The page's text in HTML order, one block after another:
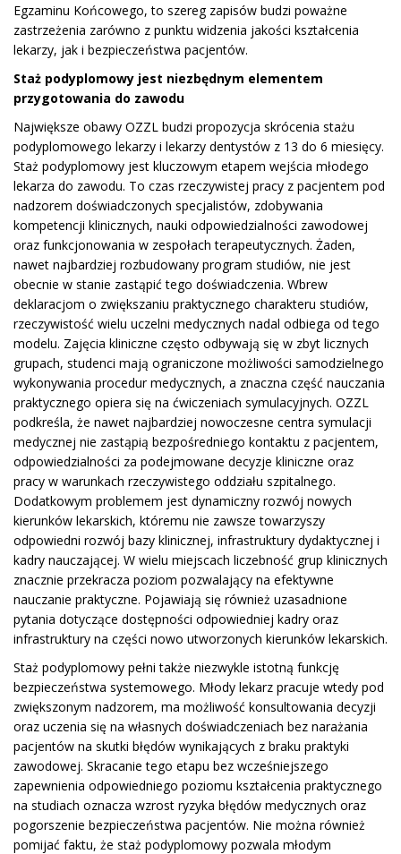
Egzaminu Końcowego, to szereg zapisów budzi poważne
zastrzeżenia zarówno z punktu widzenia jakości kształcenia
lekarzy, jak i bezpieczeństwa pacjentów.
Staż podyplomowy jest niezbędnym elementem
przygotowania do zawodu
Największe obawy OZZL budzi propozycja skrócenia stażu
podyplomowego lekarzy i lekarzy dentystów z 13 do 6 miesięcy.
Staż podyplomowy jest kluczowym etapem wejścia młodego
lekarza do zawodu. To czas rzeczywistej pracy z pacjentem pod
nadzorem doświadczonych specjalistów, zdobywania
kompetencji klinicznych, nauki odpowiedzialności zawodowej
oraz funkcjonowania w zespołach terapeutycznych. Żaden,
nawet najbardziej rozbudowany program studiów, nie jest
obecnie w stanie zastąpić tego doświadczenia. Wbrew
deklaracjom o zwiększaniu praktycznego charakteru studiów,
rzeczywistość wielu uczelni medycznych nadal odbiega od tego
modelu. Zajęcia kliniczne często odbywają się w zbyt licznych
grupach, studenci mają ograniczone możliwości samodzielnego
wykonywania procedur medycznych, a znaczna część nauczania
praktycznego opiera się na ćwiczeniach symulacyjnych. OZZL
podkreśla, że nawet najbardziej nowoczesne centra symulacji
medycznej nie zastąpią bezpośredniego kontaktu z pacjentem,
odpowiedzialności za podejmowane decyzje kliniczne oraz
pracy w warunkach rzeczywistego oddziału szpitalnego.
Dodatkowym problemem jest dynamiczny rozwój nowych
kierunków lekarskich, któremu nie zawsze towarzyszy
odpowiedni rozwój bazy klinicznej, infrastruktury dydaktycznej i
kadry nauczającej. W wielu miejscach liczebność grup klinicznych
znacznie przekracza poziom pozwalający na efektywne
nauczanie praktyczne. Pojawiają się również uzasadnione
pytania dotyczące dostępności odpowiedniej kadry oraz
infrastruktury na części nowo utworzonych kierunków lekarskich.
Staż podyplomowy pełni także niezwykle istotną funkcję
bezpieczeństwa systemowego. Młody lekarz pracuje wtedy pod
zwiększonym nadzorem, ma możliwość konsultowania decyzji
oraz uczenia się na własnych doświadczeniach bez narażania
pacjentów na skutki błędów wynikających z braku praktyki
zawodowej. Skracanie tego etapu bez wcześniejszego
zapewnienia odpowiedniego poziomu kształcenia praktycznego
na studiach oznacza wzrost ryzyka błędów medycznych oraz
pogorszenie bezpieczeństwa pacjentów. Nie można również
pomijać faktu, że staż podyplomowy pozwala młodym